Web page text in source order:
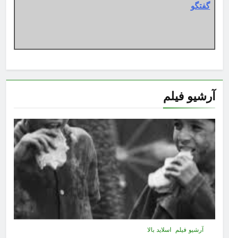
گفتگو
آرشیو فیلم
آرشیو فیلم اسلاید بالا